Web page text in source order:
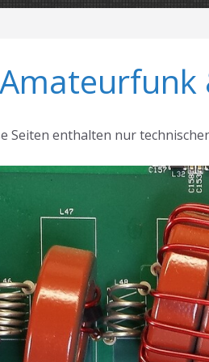
Seiten enthalten nur